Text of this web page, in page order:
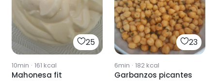
25
10min · 161 kcal
Mahonesa fit
23
6min · 182kcal
Garbanzos picantes